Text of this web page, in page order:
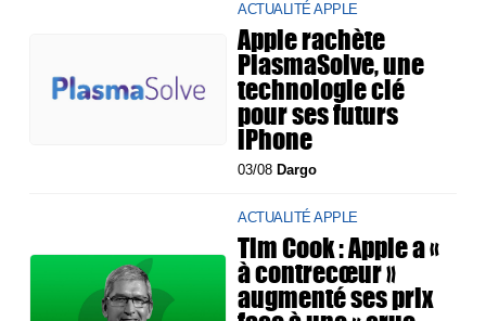
ACTUALITÉ APPLE
Apple rachète
PlasmaSolve, une
technologie clé
pour ses futurs
iPhone
03/08 Dargo
ACTUALITÉ APPLE
Tim Cook : Apple a «
à contrecœur »
augmenté ses prix